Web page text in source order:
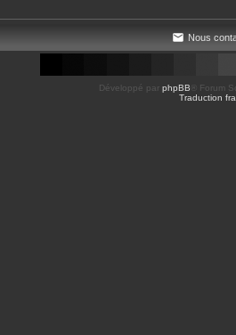
Nous
Développé par phpBB ® Forum
Traduction